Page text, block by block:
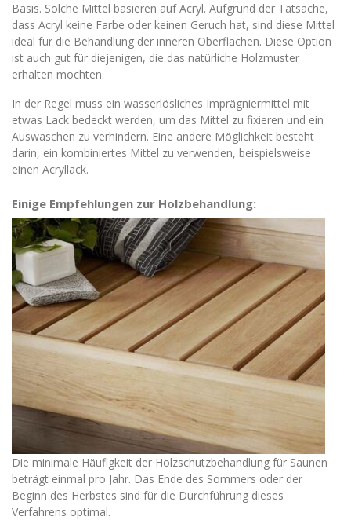
Basis. Solche Mittel basieren auf Acryl. Aufgrund der Tatsache,
dass Acryl keine Farbe oder keinen Geruch hat, sind diese Mittel
ideal für die Behandlung der inneren Oberflächen. Diese Option
ist auch gut für diejenigen, die das natürliche Holzmuster
erhalten möchten.
In der Regel muss ein wasserlösliches Imprägniermittel mit
etwas Lack bedeckt werden, um das Mittel zu fixieren und ein
Auswaschen zu verhindern. Eine andere Möglichkeit besteht
darin, ein kombiniertes Mittel zu verwenden, beispielsweise
einen Acryllack.
Einige Empfehlungen zur Holzbehandlung:
Die minimale Häufigkeit der Holzschutzbehandlung für Saunen
beträgt einmal pro Jahr. Das Ende des Sommers oder der
Beginn des Herbstes sind für die Durchführung dieses
Verfahrens optimal.